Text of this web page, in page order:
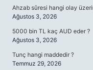
Ahzab sûresi hangi olay
Ağustos 3, 2026
5000 bin TL kaç AUD eder ?
Ağustos 3, 2026
Tunç hangi maddedir ?
Temmuz 29, 2026